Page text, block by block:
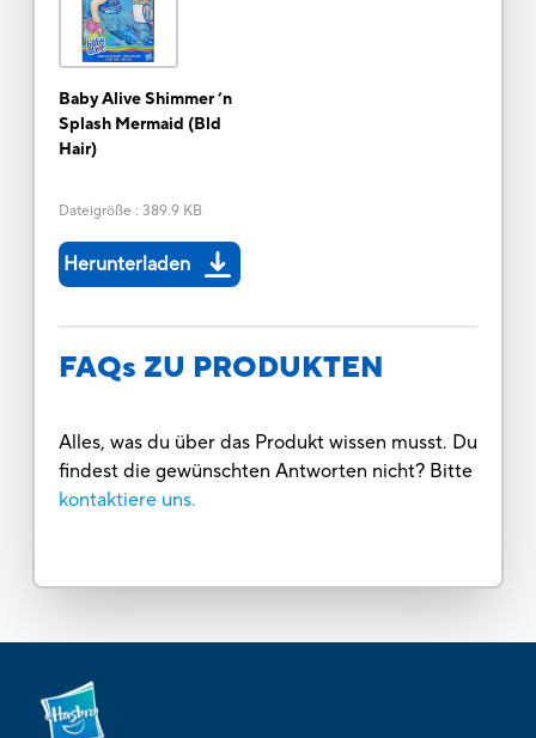
Baby Alive Shimmer ‘n
Splash Mermaid (Bld
Hair)
Dateigröße : 389.9 KB
Herunterladen
FAQs ZU PRODUKTEN
Alles, was du über das Produkt wissen musst. Du
findest die gewünschten Antworten nicht? Bitte
kontaktiere uns.